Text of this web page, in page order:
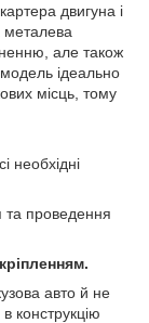
двигуна і
але також
ідеально
місць, тому
необхідні
та проведення
авто й не
конструкцію